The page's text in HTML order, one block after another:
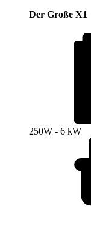
Der Große X1
250W - 6 kW